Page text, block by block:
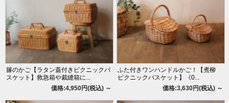
籐のかご【ラタン蓋付きピクニックバ
スケット】救急箱や裁縫箱に...
価格:4,950円(税込) ～
ふた付きワンハンドルかご！【煮柳
ピクニックバスケット】《0...
価格:3,630円(税込) ～